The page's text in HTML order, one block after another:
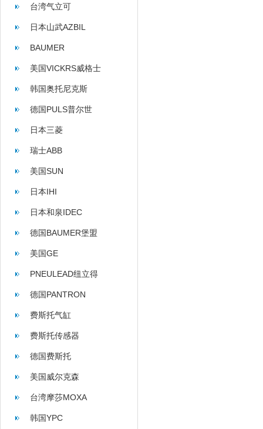
台湾气立可
日本山武AZBIL
BAUMER
美国VICKRS威格士
韩国奥托尼克斯
AUTONICS
德国PULS普尔世
日本三菱
瑞士ABB
美国SUN
日本IHI
日本和泉IDEC
德国BAUMER堡盟
美国GE
PNEULEAD纽立得
德国PANTRON
费斯托气缸
费斯托传感器
德国费斯托
美国威尔克森
WILKERSON
台湾摩莎MOXA
韩国YPC